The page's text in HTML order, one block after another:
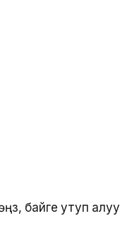
байге утуп алуу